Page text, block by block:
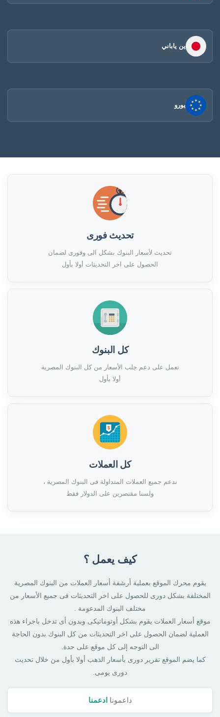
ين ياباني
يورو
تحديث فورى
تحديث لأسعار البنوك بشكل الى وفورى لضمان
الحصول على اخر التحديثات أولا بأول
كل البنوك
نعمل على دعم جلب الأسعار من كل البنوك المصرية
أولا بأول
كل العملات
ندعم جميع العملات المتداولة فى البنوك المصرية ،
ولسنا مقتصرين على الدولار فقط
كيف يعمل ؟
يقوم محرك الموقع بعملية أرشفة أسعار العملات من البنوك المصرية
المختلفة بشكل دورى للحصول على اخر التحديثات فى جميع الأسعار من
مختلف البنوك المدعومة .
موقع أسعار العملات يقوم بشكل أوتوماتيكى وبدون أى تدخل باجراء هذه
العملية لضمان الحصول على اخر التحديثات من كل البنوك بدون الحاجة
الى التوجه إلى كل موقع على حدة.
كما يضم الموقع تقرير دورى بأسعار الذهب أولا بأول من خلال تحديث
دورى يومى.
داعمونا ادعمنا